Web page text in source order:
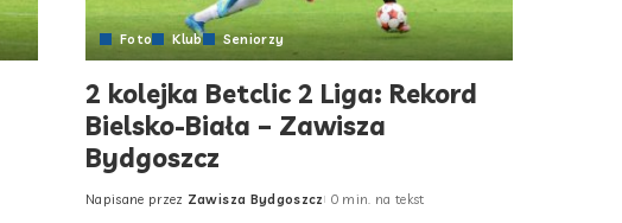
Foto Klub Seniorzy
2 kolejka Betclic 2 Liga: Rekord
Bielsko-Biała – Zawisza
Bydgoszcz
Posted
Napisane przez Zawisza Bydgoszcz 0 min. na tekst